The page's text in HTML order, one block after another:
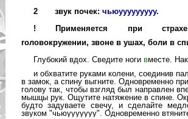
2
звук почек: чьюууууууууу.
! Применяется при страхе,
головокружении, звоне в ушах, боли в
Глубокий вдох. Сведите ноги вместе.
и обхватите руками колени, соединив
в замок, а спину выгните. Одновременно
голову так, чтобы взгляд был направлен
мышцы рук. Ощутите натяжение в спине.
будто задуваете свечу, и сделайте
звуком "чьюууууууу". Одновременно